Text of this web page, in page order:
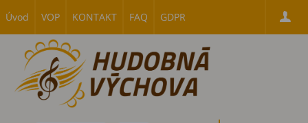
Úvod VOP KONTAKT FAQ GDPR